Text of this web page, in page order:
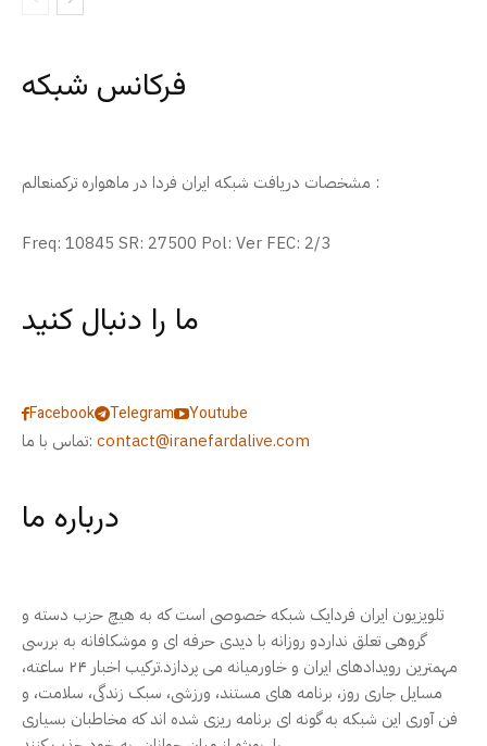
فرکانس شبکه
مشخصات دریافت شبکه ایران فردا در ماهواره ترکمنعالم :
Freq: 10845 SR: 27500 Pol: Ver FEC: 2/3
ما را دنبال کنید
Facebook Telegram
Youtube
تماس با ما: contact@iranefardalive.com
درباره ما
تلویزیون ایران فردایک شبکه خصوصی است که به هیچ حزب دسته و
گروهی تعلق نداردو روزانه با دیدی حرفه ای و موشکافانه به بررسی
مهمترین رویدادهای ایران و خاورمیانه می پردازد.ترکیب اخبار ۲۴ ساعته،
مسایل جاری روز، برنامه های مستند، ورزشی، سبک زندگی، سلامت، و
فن آوری این شبکه به گونه ای برنامه ریزی شده اند که مخاطبان بسیاری